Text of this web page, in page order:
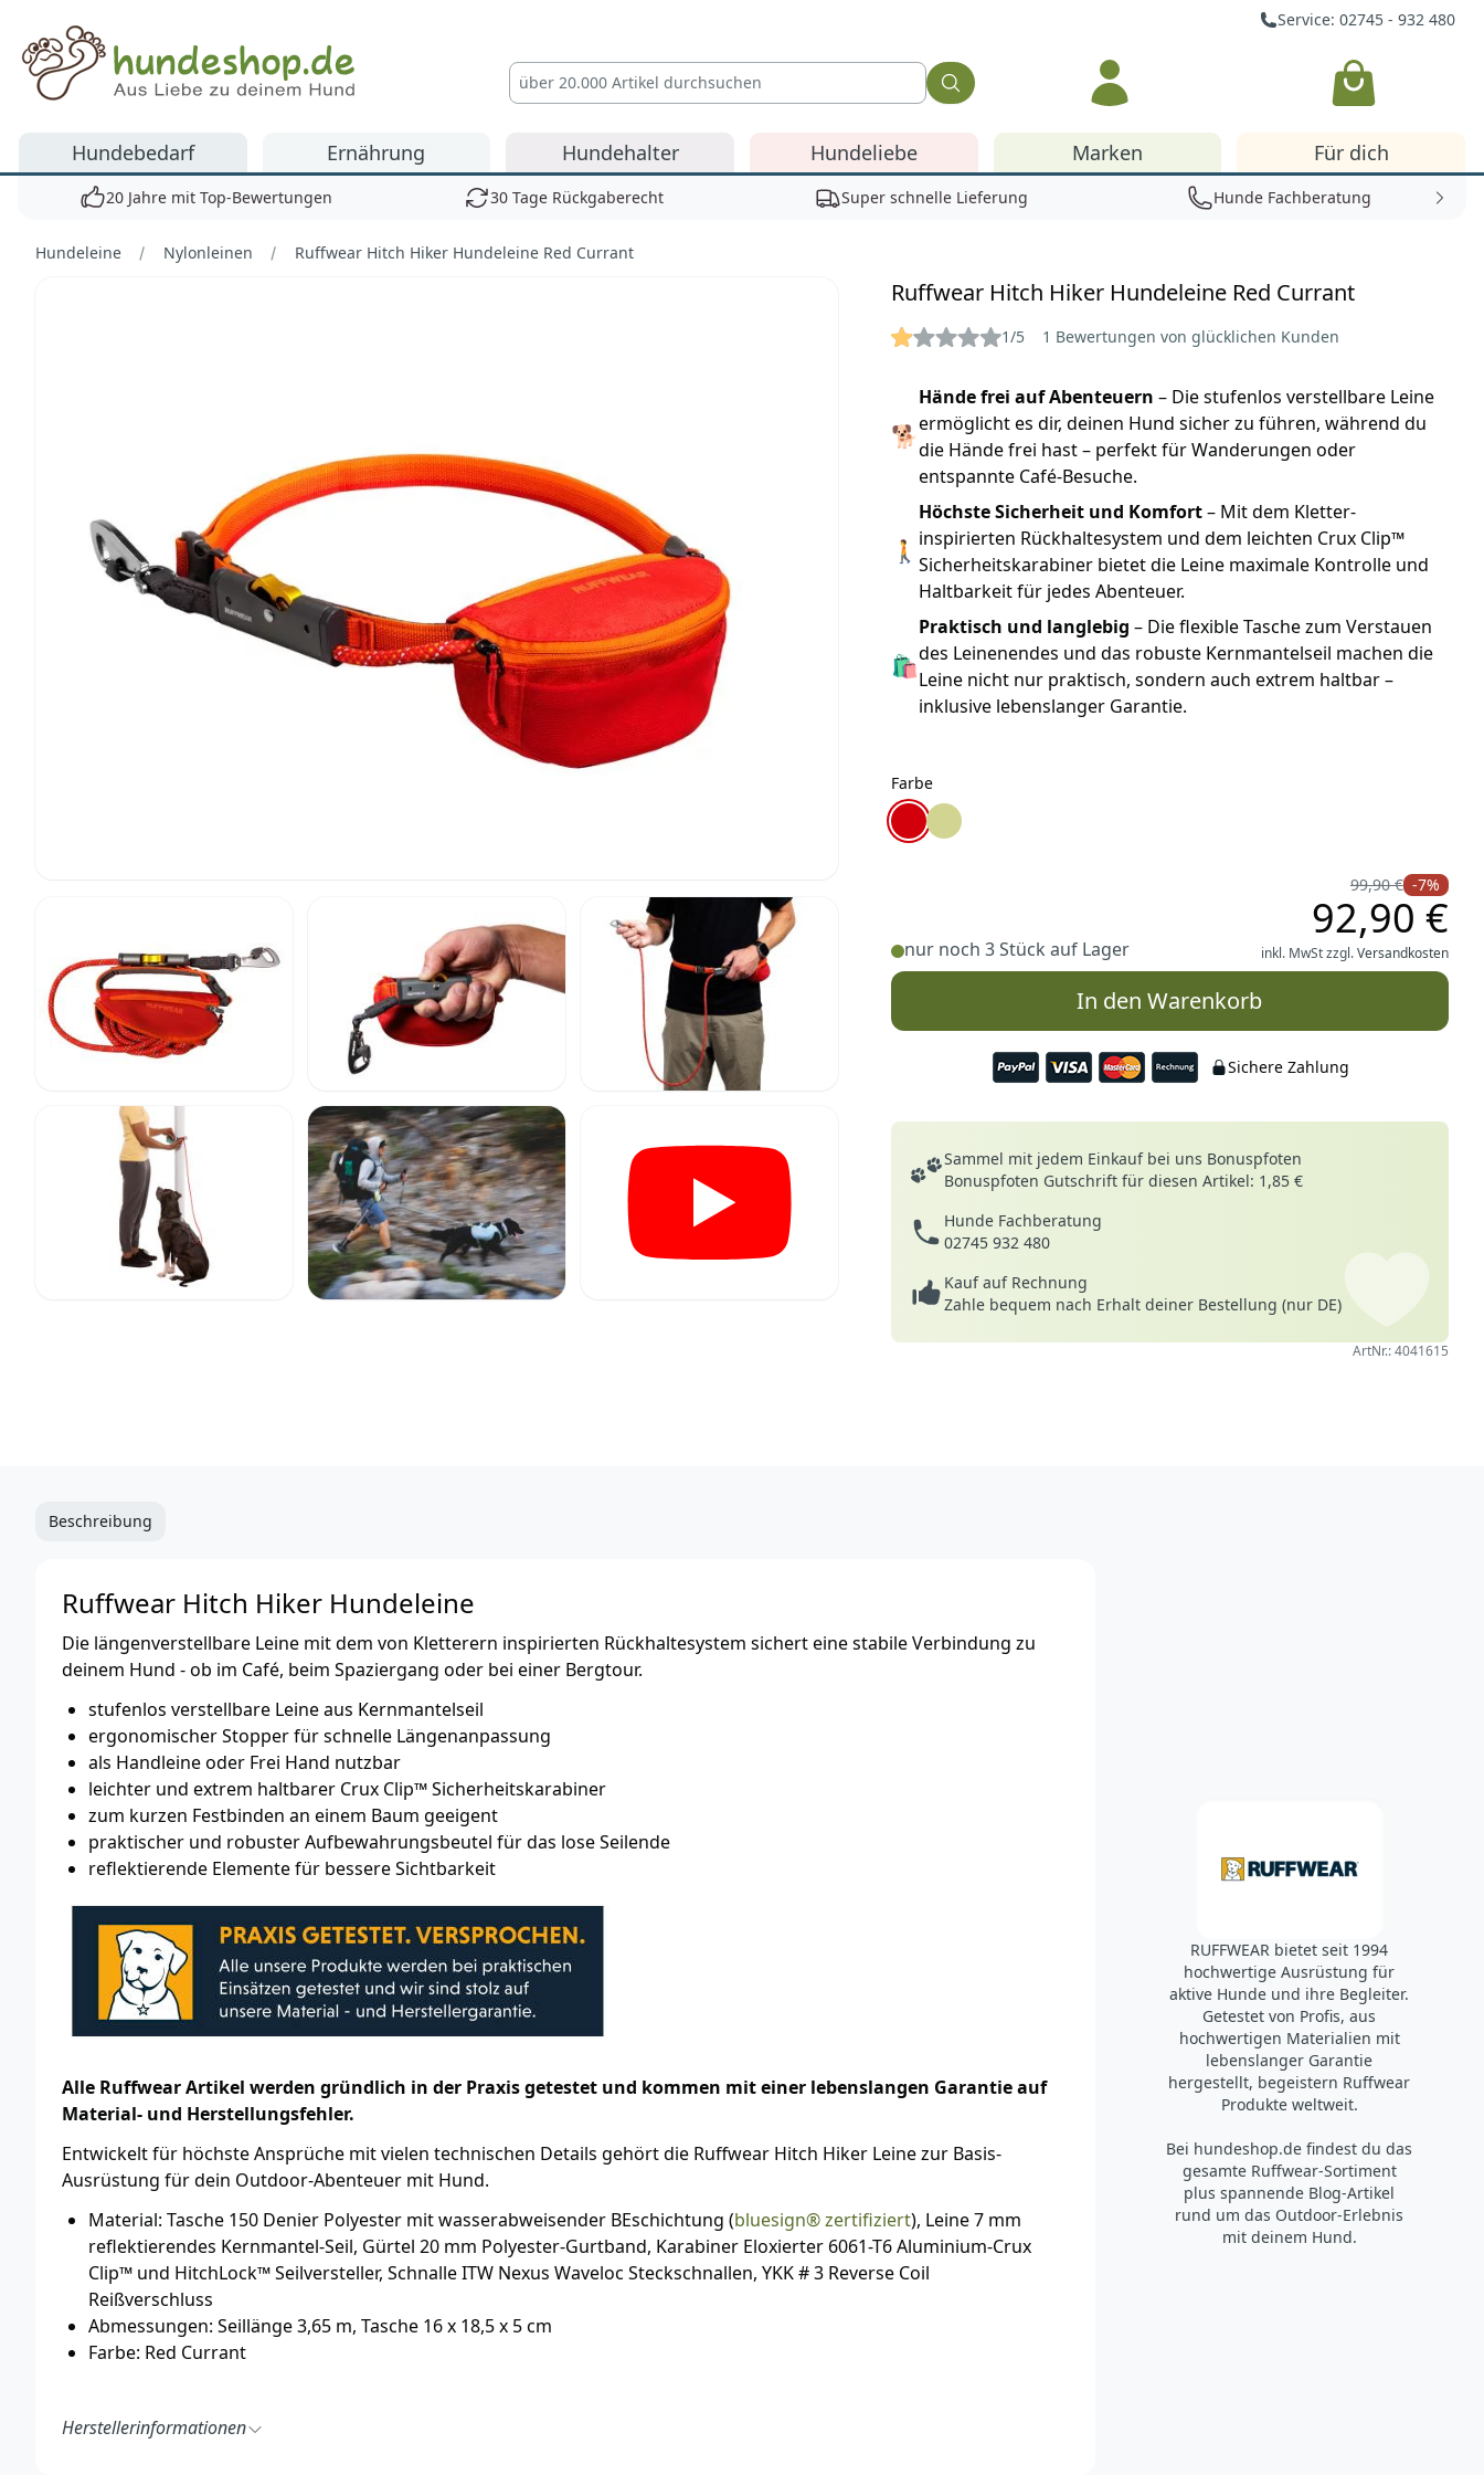
Service: 02745 - 932 480
Hundeshop.de
Warenkorb
Hundebedarf Ernährung Hundehalter Hundeliebe Marken Für dich
20 Jahre mit Top-Bewertungen 30 Tage Rückgaberecht Super schnelle Lieferung Hunde Fachberatung
Hundeleine Nylonleinen Ruffwear Hitch Hiker Hundeleine Red Currant
Ruffwear Hitch Hiker Hundeleine Red Currant
Reviews 1/5 1 Bewertungen von glücklichen Kunden
🐕
Hände frei auf Abenteuern – Die stufenlos verstellbare Leine
ermöglicht es dir, deinen Hund sicher zu führen, während du
die Hände frei hast – perfekt für Wanderungen oder
entspannte Café-Besuche.
🚶
Höchste Sicherheit und Komfort– Mit dem Kletter-
inspirierten Rückhaltesystem und dem leichten Crux Clip™
Sicherheitskarabiner bietet die Leine maximale Kontrolle und
Haltbarkeit für jedes Abenteuer.
🛍
Praktisch und langlebig – Die flexible Tasche zum Verstauen
des Leinenendes und das robuste Kernmantelseil machen die
Leine nicht nur praktisch, sondern auch extrem haltbar –
inklusive lebenslanger Garantie.
Farbe
Farbe
Ruffwear Hitch Hiker Hundeleine Red Currant
Ruffwear Hitch Hiker Hundeleine Sunny Lime
nur noch 3 Stück auf Lager
99,90 € -7%
92,90 €
inkl. MwSt zzgl.Versandkosten
In den Warenkorb
Sichere Zahlung
Deine Vorteile
Sammel mit jedem Einkauf bei uns Bonuspfoten
Bonuspfoten Gutschrift für diesen Artikel: 1,85 €
Hunde Fachberatung
02745 932 480
Kauf auf Rechnung
Zahle bequem nach Erhalt deiner Bestellung (nur DE)
ArtNr.: 4041615
Beschreibung
Ruffwear Hitch Hiker Hundeleine
Die längenverstellbare Leine mit dem von Kletterern inspirierten Rückhaltesystem sichert eine stabile Verbindung zu
deinem Hund - ob im Café, beim Spaziergang oder bei einer Bergtour.
stufenlos verstellbare Leine aus Kernmantelseil
ergonomischer Stopper für schnelle Längenanpassung
als Handleine oder Frei Hand nutzbar
leichter und extrem haltbarer Crux Clip™ Sicherheitskarabiner
zum kurzen Festbinden an einem Baum geeigent
praktischer und robuster Aufbewahrungsbeutel für das lose Seilende
reflektierende Elemente für bessere Sichtbarkeit
Alle Ruffwear Artikel werden gründlich in der Praxis getestet und kommen mit einer lebenslangen Garantie auf
Material- und Herstellungsfehler.
Entwickelt für höchste Ansprüche mit vielen technischen Details gehört die Ruffwear Hitch Hiker Leine zur Basis-
Ausrüstung für dein Outdoor-Abenteuer mit Hund.
Material: Tasche 150 Denier Polyester mit wasserabweisender BEschichtung (bluesign® zertifiziert), Leine 7 mm
reflektierendes Kernmantel-Seil, Gürtel 20 mm Polyester-Gurtband, Karabiner Eloxierter 6061-T6 Aluminium-Crux
Clip™ und HitchLock™ Seilversteller, Schnalle ITW Nexus Waveloc Steckschnallen, YKK # 3 Reverse Coil
Reißverschluss
Abmessungen: Seillänge 3,65 m, Tasche 16 x 18,5 x 5 cm
Farbe: Red Currant
Herstellerinformationen
RUFFWEAR bietet seit 1994
hochwertige Ausrüstung für
aktive Hunde und ihre Begleiter.
Getestet von Profis, aus
hochwertigen Materialien mit
lebenslanger Garantie
hergestellt, begeistern Ruffwear
Produkte weltweit.
Bei hundeshop.de findest du das
gesamte Ruffwear-Sortiment
plus spannende Blog-Artikel
rund um das Outdoor-Erlebnis
mit deinem Hund.